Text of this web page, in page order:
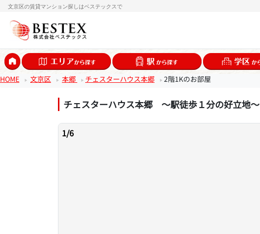
文京区の賃貸マンション探しはベステックスで
HOME 文京区 本郷 チェスターハウス本郷 2階1Kのお部屋
チェスターハウス本郷 ～駅徒歩１分の好立地～
1/6